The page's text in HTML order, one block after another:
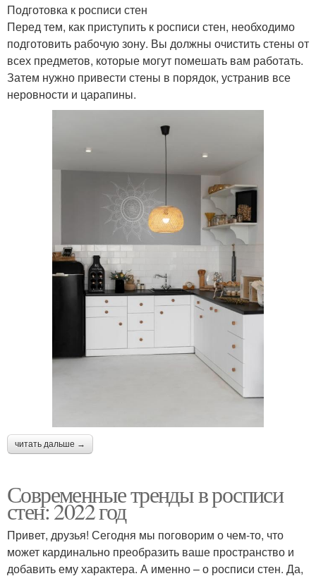
Подготовка к росписи стен
Перед тем, как приступить к росписи стен, необходимо
подготовить рабочую зону. Вы должны очистить стены от
всех предметов, которые могут помешать вам работать.
Затем нужно привести стены в порядок, устранив все
неровности и царапины.
читать дальше →
Современные тренды в росписи
стен: 2022 год
Привет, друзья! Сегодня мы поговорим о чем-то, что
может кардинально преобразить ваше пространство и
добавить ему характера. А именно – о росписи стен. Да,